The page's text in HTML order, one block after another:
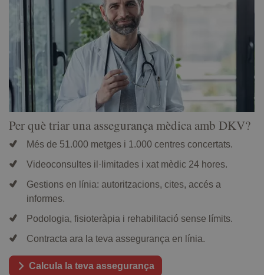
Per què triar una assegurança mèdica amb DKV?
Més de 51.000 metges i 1.000 centres concertats.
Videoconsultes il·limitades i xat mèdic 24 hores.
Gestions en línia: autoritzacions, cites, accés a
informes.
Podologia, fisioteràpia i rehabilitació sense límits.
Contracta ara la teva assegurança en línia.
Calcula la teva assegurança